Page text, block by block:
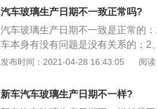
的，回来组装上去的。安装时是随
日期，则说明有问题。另外，车子
当然也不是同一天。附车玻璃生产
法，最常用的一种就是数字+圆点的
数字前面的圆点个数就是上半年的
汽车玻璃生产日期不一致正常吗?
汽车玻璃生产日期不一致是正常的
车本身有没有问题是没有关系的；2
日期可以作为玻璃质量的有效证据
发布时间：2021-04-28 16:43:05 阅
新车汽车玻璃生产日期不一样?